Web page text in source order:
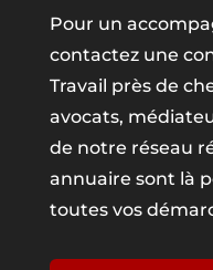
Pour un
contactez une
Travail près de
avocats,
de notre réseau
annuaire sont là
toutes vos